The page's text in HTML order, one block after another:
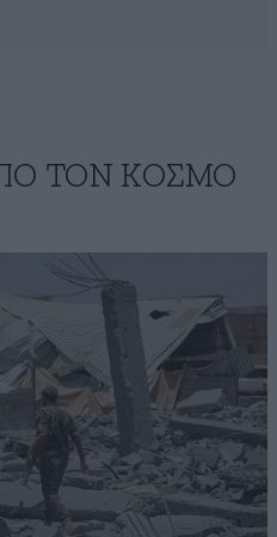
ΤΟΝ ΚΟΣΜΟ